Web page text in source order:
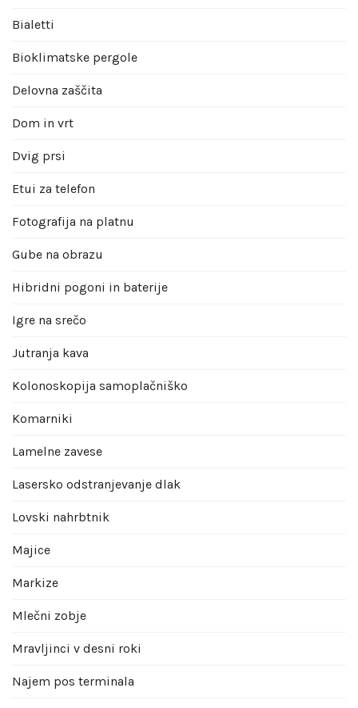
Bialetti
Bioklimatske pergole
Delovna zaščita
Dom in vrt
Dvig prsi
Etui za telefon
Fotografija na platnu
Gube na obrazu
Hibridni pogoni in baterije
Igre na srečo
Jutranja kava
Kolonoskopija samoplačniško
Komarniki
Lamelne zavese
Lasersko odstranjevanje dlak
Lovski nahrbtnik
Majice
Markize
Mlečni zobje
Mravljinci v desni roki
Najem pos terminala